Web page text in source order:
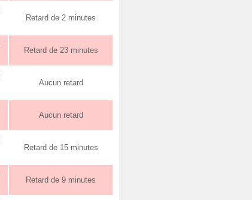
Retard de 2 minutes
Retard de 23 minutes
Aucun retard
Aucun retard
Retard de 15 minutes
Retard de 9 minutes